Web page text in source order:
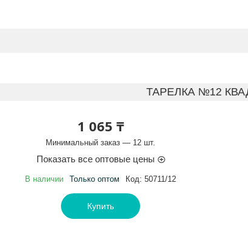
ТАРЕЛКА №12
1 065 ₸
Минимальный заказ — 12 шт.
Показать все оптовые цены
В наличии Только оптом Код: 50711/12
Купить